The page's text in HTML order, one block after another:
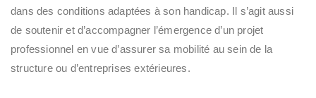
dans des conditions adaptées à son handicap. Il s’agit aussi
de soutenir et d’accompagner l’émergence d’un projet
professionnel en vue d’assurer sa mobilité au sein de la
structure ou d’entreprises extérieures.